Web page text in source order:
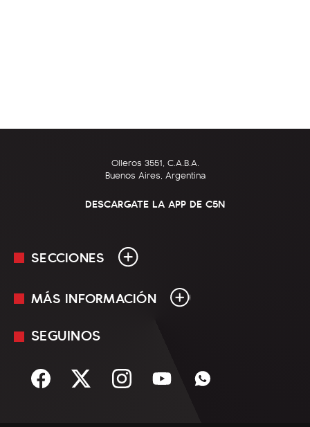
Olleros 3551, C.A.B.A.
Buenos Aires, Argentina
DESCARGATE LA APP DE C5N
SECCIONES
En Vivo
Sociedad
MÁS INFORMACIÓN
Mediakit
Términos y condiciones
SEGUINOS